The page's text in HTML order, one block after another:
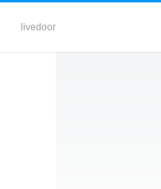
livedoor